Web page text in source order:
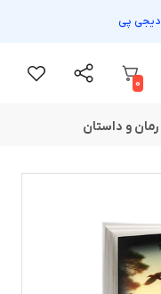
دیجی پی
0
رمان و داستان